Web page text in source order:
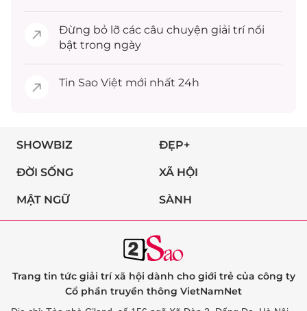
Đừng bỏ lỡ các câu chuyện giải trínổi
bật trong ngày
Tin Sao Việt mới nhất 24h
SHOWBIZ ĐẸP+
ĐỜI SỐNG XÃ HỘI
MẬT NGỮ SÀNH
Trang tin tức giải trí xã hội dành cho giới trẻ của công ty
Cổ phần truyền thông VietNamNet